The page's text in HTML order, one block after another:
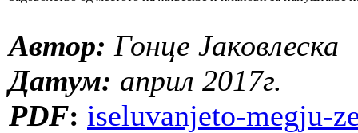
Автор: Гонце Јаковлеска
Датум: април 2017г.
PDF: iseluvanjeto-megju-